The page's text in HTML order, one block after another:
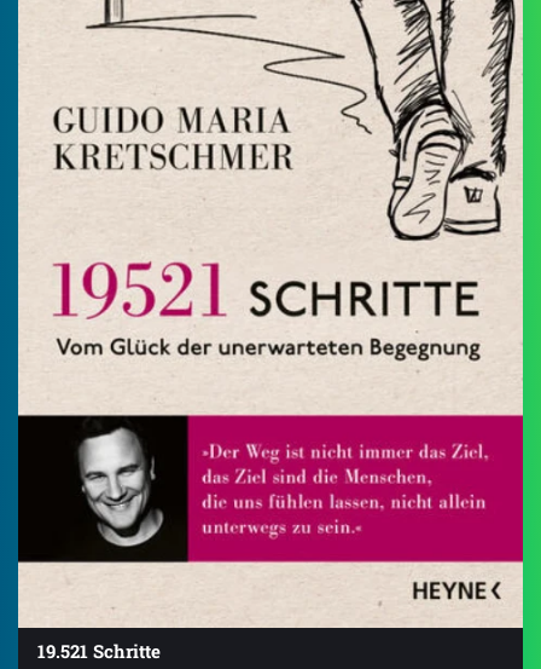
19.521 Schritte